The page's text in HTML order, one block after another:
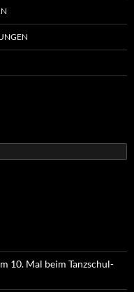
10. Mal beim Tanzschul-